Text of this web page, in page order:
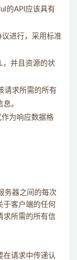
的API应该具有
议进行，采用标准
，并且资源的状
请求所需的所有
。
为响应数据格
务器之间的每次
客户端的任何
求所需的所有信
在请求中传递认